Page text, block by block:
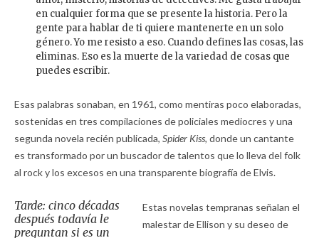
en cualquier forma que se presente la historia. Pero la
gente para hablar de ti quiere mantenerte en un solo
género. Yo me resisto a eso. Cuando defines las cosas, las
eliminas. Eso es la muerte de la variedad de cosas que
puedes escribir.
Esas palabras sonaban, en 1961, como mentiras poco elaboradas,
sostenidas en tres compilaciones de policiales mediocres y una
segunda novela recién publicada, Spider Kiss, donde un cantante
es transformado por un buscador de talentos que lo lleva del folk
al rock y los excesos en una transparente biografía de Elvis.
Tarde: cinco décadas
después todavía le
preguntan si es un
Estas novelas tempranas señalan el
malestar de Ellison y su deseo de